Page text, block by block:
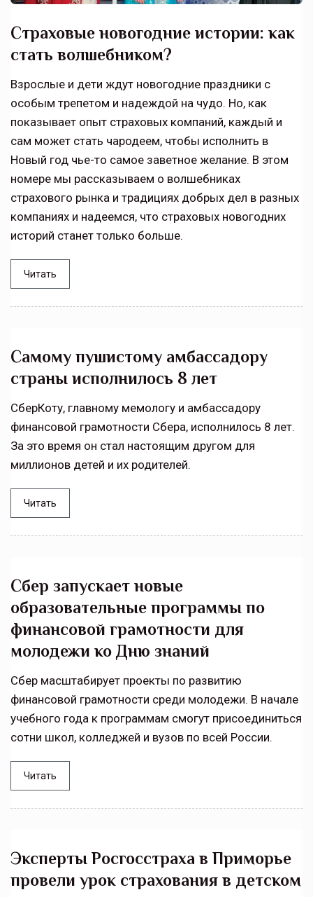
Страховые новогодние истории: как
стать волшебником?
Взрослые и дети ждут новогодние праздники с
особым трепетом и надеждой на чудо. Но, как
показывает опыт страховых компаний, каждый и
сам может стать чародеем, чтобы исполнить в
Новый год чье-то самое заветное желание. В этом
номере мы рассказываем о волшебниках
страхового рынка и традициях добрых дел в разных
компаниях и надеемся, что страховых новогодних
историй станет только больше.
Читать
Самому пушистому амбассадору
страны исполнилось 8 лет
СберКоту, главному мемологу и амбассадору
финансовой грамотности Сбера, исполнилось 8 лет.
За это время он стал настоящим другом для
миллионов детей и их родителей.
Читать
Сбер запускает новые
образовательные программы по
финансовой грамотности для
молодежи ко Дню знаний
Сбер масштабирует проекты по развитию
финансовой грамотности среди молодежи. В начале
учебного года к программам смогут присоединиться
сотни школ, колледжей и вузов по всей России.
Читать
Эксперты Росгосстраха в Приморье
провели урок страхования в детском